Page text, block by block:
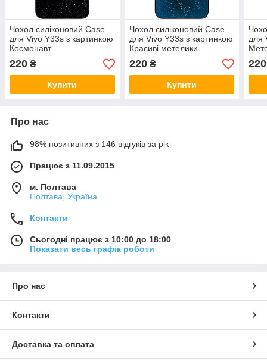
Чохол силіконовий Case
для Vivo Y33s з картинкою
Космонавт
220 ₴
Купити
Чохол силіконовий Case
для Vivo Y33s з картинкою
Красиві метелики
220₴
Купити
для
220
Про нас
98% позитивних з 146 відгуків за рік
Працює з 11.09.2015
м. Полтава
Полтава, Україна
Контакти
Сьогодні працює з 10:00 до 18:00
Показати весь графік роботи
Про нас
Контакти
Доставка та оплата